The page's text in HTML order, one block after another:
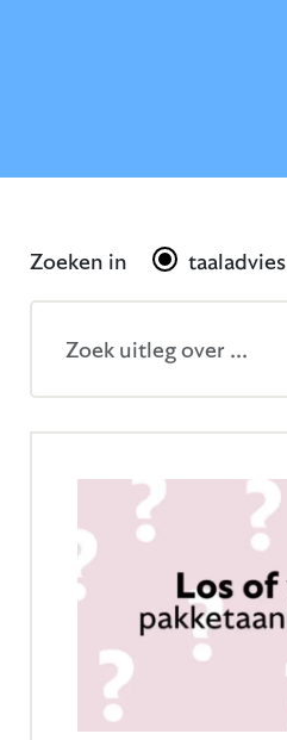
Gerelateerd
Zoeken in taaladvies
Zoekveld